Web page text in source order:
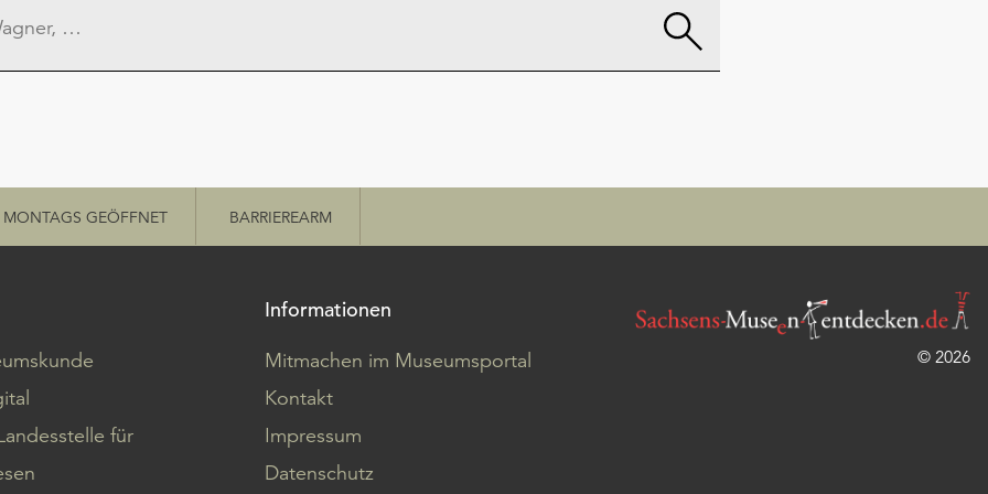
MONTAGS GEÖFFNET BARRIEREARM
für
Informationen
Mitmachen im Museumsportal
Kontakt
Impressum
Datenschutz
© 2026